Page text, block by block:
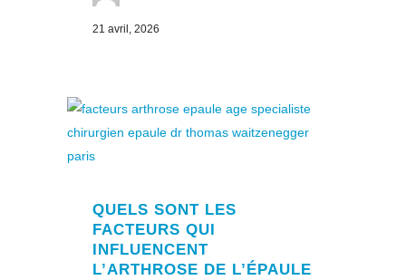
21 avril, 2026
QUELS SONT LES
FACTEURS QUI
INFLUENCENT
L’ARTHROSE DE L’ÉPAULE